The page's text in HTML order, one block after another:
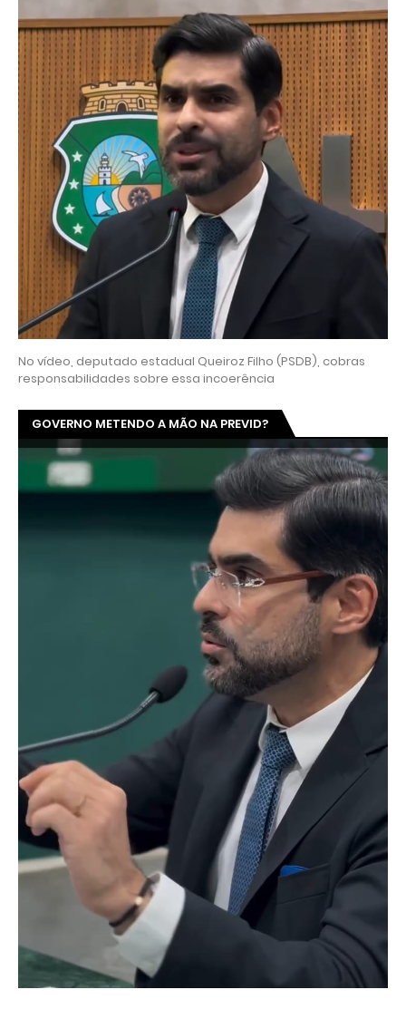
No vídeo, deputado estadual Queiroz Filho (PSDB), cobras
responsabilidades sobre essa incoerência
GOVERNO METENDO A MÃO NA PREVID?